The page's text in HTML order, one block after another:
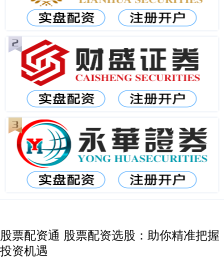
股票配资通 股票配资选股：助你精准把握
投资机遇